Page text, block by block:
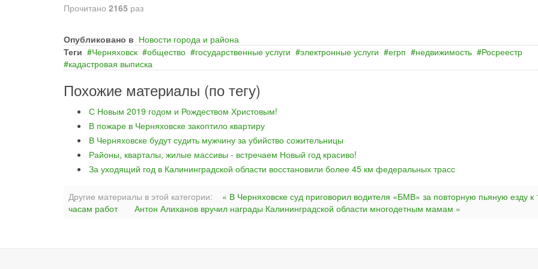
Прочитано 2165 раз
Опубликовано в Новости города и района
Теги
Черняховск общество государственные услуги электронные услуги егрп недвижимость
Росреестр
кадастровая выписка
Похожие материалы (по тегу)
С Новым 2019 годом и Рождеством Христовым!
В пожаре в Черняховске закоптило квартиру
В Черняховске будут судить мужчину за убийство сожительницы
Районы, кварталы, жилые массивы - встречаем Новый год красиво!
За уходящий год в Калининградской области восстановили более 45 км федеральных трасс
Другие материалы в этой категории:
« В Черняховске суд приговорил водителя «БМВ» за повторную пьяную езду к
часам работ
Антон Алиханов вручил награды Калининградской области многодетным мамам »